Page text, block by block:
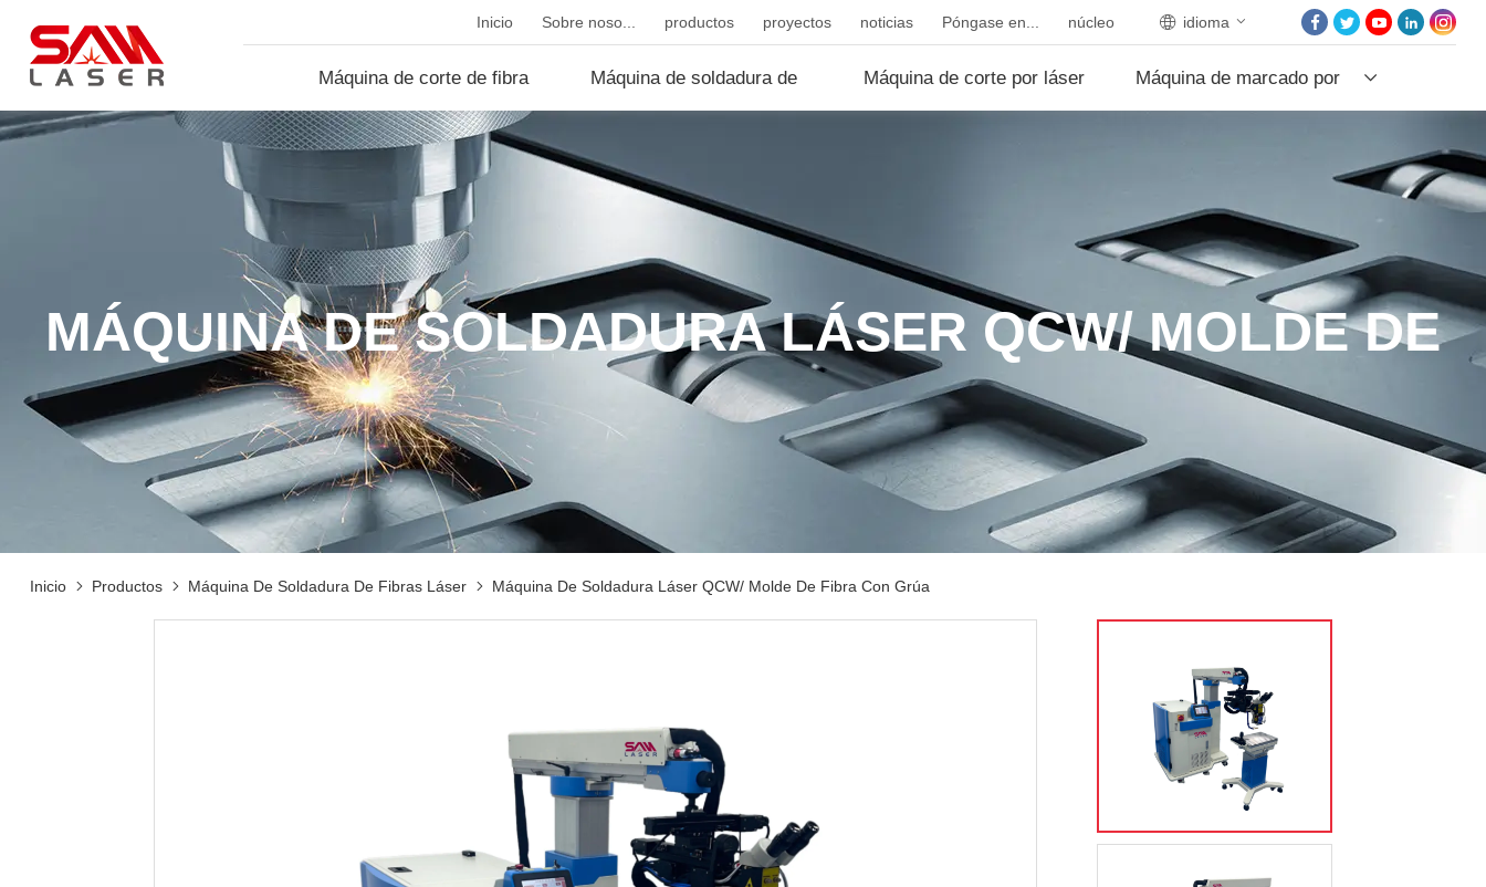
idioma
Inicio Sobre noso... productos proyectos noticias Póngase en... núcleo
Máquina de corte de fibra
lá...
Máquina de soldadura de Máquina de corte por láser Máquina de marcado por
INICIO
SOBRE NOSOTROS
PROYECTOS
NOTICIAS
PÓNGASE EN
CON NOSOTROS
NÚCLEO
MÁQUINA DE SOLDADURA LÁSER QCW/ MOLDE DE
FIBRA CON GRÚA
Inicio Productos Máquina De Soldadura De Fibras Láser Máquina De Soldadura Láser QCW/ Molde De Fibra Con Grúa